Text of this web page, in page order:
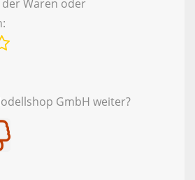
der Waren oder
GmbH weiter?